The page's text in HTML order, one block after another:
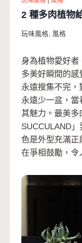
2 種多肉植物
玩味風格 風格
身為植物愛好
多美好瞬間的感
永遠搜集不完
永遠少一盆，
其魅力。最美多
SUCCULAND
色是外型充滿
在爭相鼓勵，令